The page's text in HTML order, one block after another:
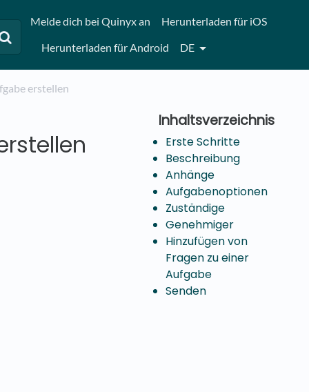
Melde dich bei Quinyx an
Herunterladen für iOS
Herunterladen für Android
DE
erstellen
Erste Schritte
Beschreibung
Anhänge
Aufgabenoptionen
Zuständige
Genehmiger
Hinzufügen von
Fragen zu einer
Aufgabe
Senden